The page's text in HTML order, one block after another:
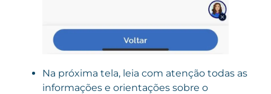
Na próxima tela, leia com atenção todas as
informações e orientações sobre o